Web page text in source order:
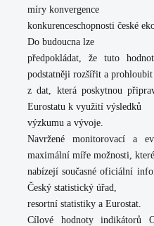
míry konvergence
konkurenceschopnosti české
Do budoucna lze
předpokládat, že tuto
podstatněji rozšířit a prohloubit
z dat, která poskytnou
Eurostatu k využití výsledků
výzkumu a vývoje.
Navržené monitorovací a
maximální míře možnosti, které
nabízejí současné oficiální
Český statistický úřad,
resortní statistiky a Eurostat.
Cílové hodnoty indikátorů